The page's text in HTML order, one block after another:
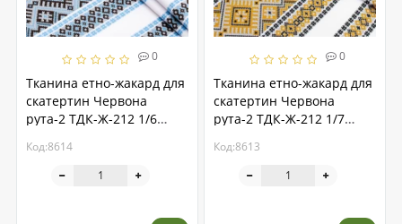
0
Тканина етно-жакард для
скатертин Червона
рута-2 ТДК-Ж-212 1/6
орнамент, пог.м.
Код:8614
0
Тканина етно-жакард для
скатертин Червона
рута-2 ТДК-Ж-212 1/7
пог.м.
Код:8613